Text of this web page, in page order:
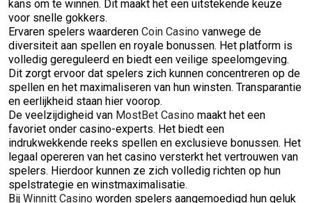
kans om te winnen. Dit maakt het een uitstekende keuze
voor snelle gokkers.
Ervaren spelers waarderen Coin Casino vanwege de
diversiteit aan spellen en royale bonussen. Het platform is
volledig gereguleerd en biedt een veilige speelomgeving.
Dit zorgt ervoor dat spelers zich kunnen concentreren op de
spellen en het maximaliseren van hun winsten. Transparantie
en eerlijkheid staan hier voorop.
De veelzijdigheid van MostBet Casino maakt het een
favoriet onder casino-experts. Het biedt een
indrukwekkende reeks spellen en exclusieve bonussen. Het
legaal opereren van het casino versterkt het vertrouwen van
spelers. Hierdoor kunnen ze zich volledig richten op hun
spelstrategie en winstmaximalisatie.
Bij Winnitt Casino worden spelers aangemoedigd hun geluk